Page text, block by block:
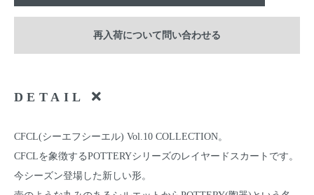
再入荷について問い合わせる
DETAIL
CFCL(シーエフシーエル) Vol.10 COLLECTION。
CFCLを象徴するPOTTERYシリーズのレイヤードスカートです。
今シーズン登場した新しい形。